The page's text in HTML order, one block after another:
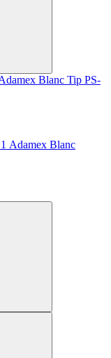
Blanc Tip PS-